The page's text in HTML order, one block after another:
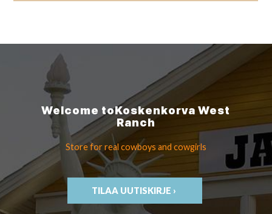
Welcome toKoskenkorvaWest
Ranch
Store for real cowboys and cowgirls
TILAA UUTISKIRJE ›